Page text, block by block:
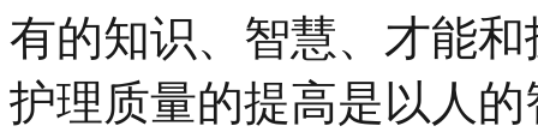
有的知识、智慧、才能
护理质量的提高是以人